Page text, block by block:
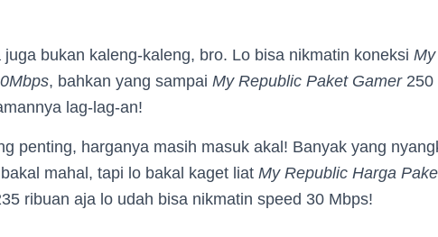
juga bukan kaleng-kaleng, bro. Lo bisa nikmatin koneksi
, bahkan yang sampai My Republic Paket Gamer250
lag-lag-an!
penting, harganya masih masuk akal! Banyak yang
mahal, tapi lo bakal kaget liat My Republic Harga
ribuan aja lo udah bisa nikmatin speed 30 Mbps!